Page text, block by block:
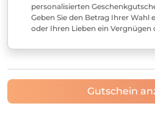
personalisierten
Geben Sie den Betrag Ihrer Wahl
oder Ihren Lieben ein Vergnügen
Gutschein